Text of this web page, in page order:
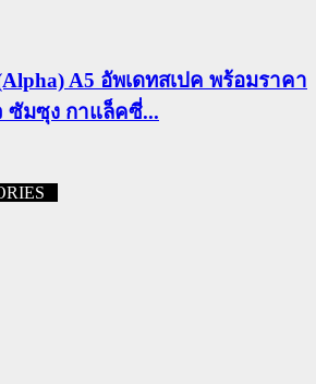
A5 อัพเดทสเปค พร้อมราคา
ซัมซุง กาแล็คซี่...